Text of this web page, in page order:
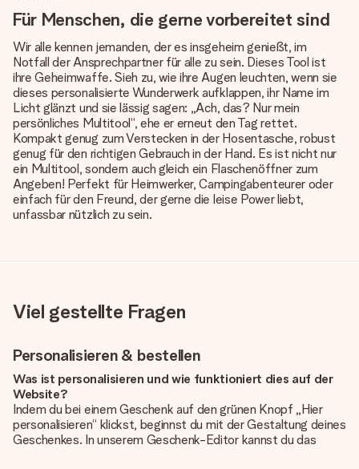
Für Menschen, die gerne vorbereitet sind
Wir alle kennen jemanden, der es insgeheim genießt, im
Notfall der Ansprechpartner für alle zu sein. Dieses Tool ist
ihre Geheimwaffe. Sieh zu, wie ihre Augen leuchten, wenn sie
dieses personalisierte Wunderwerk aufklappen, ihr Name im
Licht glänzt und sie lässig sagen: „Ach, das? Nur mein
persönliches Multitool“, ehe er erneut den Tag rettet.
Kompakt genug zum Verstecken in der Hosentasche, robust
genug für den richtigen Gebrauch in der Hand. Es ist nicht nur
ein Multitool, sondern auch gleich ein Flaschenöffner zum
Angeben! Perfekt für Heimwerker, Campingabenteurer oder
einfach für den Freund, der gerne die leise Power liebt,
unfassbar nützlich zu sein.
Viel gestellte Fragen
Personalisieren & bestellen
Was ist personalisieren und wie funktioniert dies auf der
Website?
Indem du bei einem Geschenk auf den grünen Knopf „Hier
personalisieren“ klickst, beginnst du mit der Gestaltung deines
Geschenkes. In unserem Geschenk-Editor kannst du das